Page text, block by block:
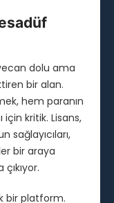
dolu ama
bir alan.
hem paranın
kritik. Lisans,
sağlayıcıları,
bir araya
bir platform.